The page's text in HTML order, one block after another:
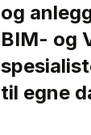
og
BIM- og
til egne